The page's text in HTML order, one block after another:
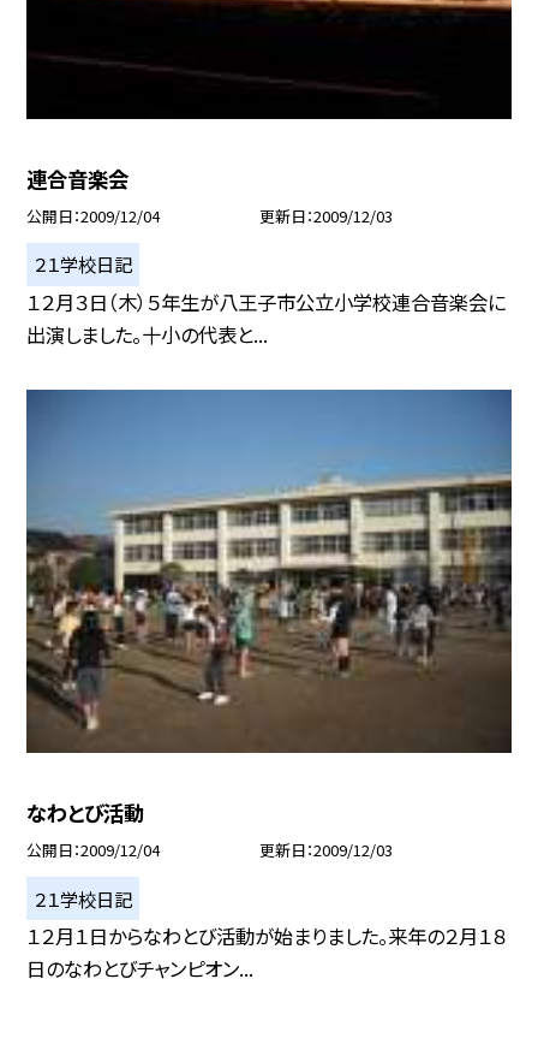
連合音楽会
公開日 2009/12/04 更新日 2009/12/03
２１学校日記
１２月３日（木）５年生が八王子市公立小学校連合音楽会に
出演しました。十小の代表と...
なわとび活動
公開日 2009/12/04 更新日 2009/12/03
２１学校日記
１２月１日からなわとび活動が始まりました。来年の２月１８
日のなわとびチャンピオン...